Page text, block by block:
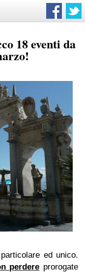
18 eventi da
ed unico.
perdere prorogate